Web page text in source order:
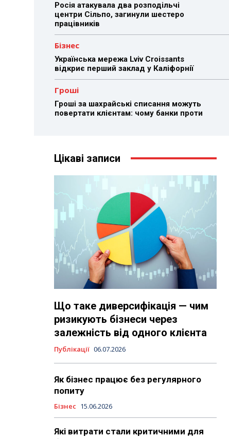
Росія атакувала два розподільчі
центри Сільпо, загинули шестеро
працівників
Бізнес
Українська мережа Lviv Croissants
відкриє перший заклад у Каліфорнії
Гроші
Гроші за шахрайські списання можуть
повертати клієнтам: чому банки проти
Цікаві записи
Що таке диверсифікація — чим
ризикують бізнеси через
залежність від одного клієнта
Публікації 06.07.2026
Як бізнес працює без регулярного
попиту
Бізнес 15.06.2026
Які витрати стали критичними для